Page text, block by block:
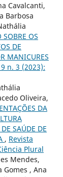
Cavalcanti,
Barbosa
SOBRE OS
DE
MANICURES
n. 3 (2023):
Oliveira,
DA
SAÚDE DE
, Revista
Plural
Mendes,
Gomes , Ana